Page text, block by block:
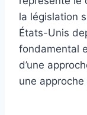
la législation
États-Unis
fondamental
d’une
une